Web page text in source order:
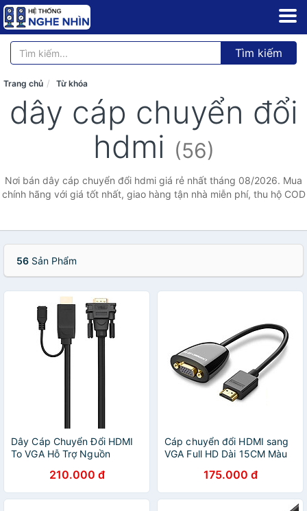
Tìm kiếm
Trang chủ Từ khóa
dây cáp chuyển đổi
hdmi (56)
Nơi bán dây cáp chuyển đổi hdmi giá rẻ nhất tháng 08/2026. Mua
chính hãng với giá tốt nhất, giao hàng tận nhà miễn phí, thu hộ COD
56 Sản Phẩm
Dây Cáp Chuyển Đổi HDMI
To VGA Hỗ Trợ Nguồn
210.000 đ
Cáp chuyển đổi HDMI sang
VGA Full HD Dài 15CM Màu
175.000 đ